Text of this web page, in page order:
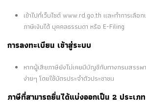
เข้าไปที่เว็บไซต์ www.rd.go.th และทำการเลื
ภาษีเงินได้ บุคคลธรรมดา หรือ E-Filing
การลงทะเบียน เข้าสู่ระบบ
หากผู้เสียภาษียังไม่เคยมีบัญชีกับทางกรมสรรพ
ง่ายๆ โดยใช้บัตรประจำตัวประชาชน
ภาษีที่สามารถยื่นได้แบ่งออกเป็น 2 ประเภท